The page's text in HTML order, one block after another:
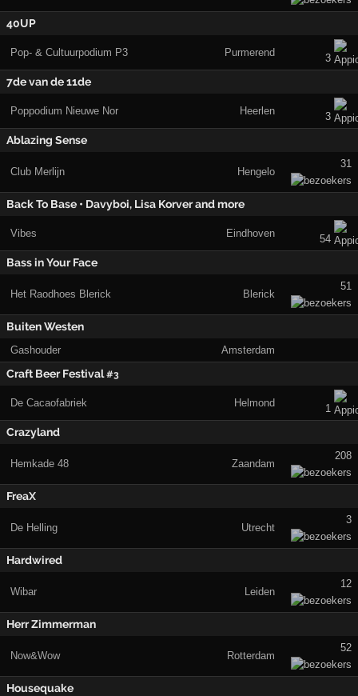
40UP
Pop- & Cultuurpodium P3 Purmerend 3
7de van de 11de
Poppodium Nieuwe Nor Heerlen 3
Ablazing Sense
Club Merlijn Hengelo
31
Back To Base • Davyboi, Lisa Korver and more
Vibes Eindhoven 54
Bass in Your Face
Het Raodhoes Blerick Blerick
51
Buiten Westen
Gashouder Amsterdam
Craft Beer Festival#3
De Cacaofabriek Helmond 1
Crazyland
Hemkade 48 Zaandam
208
FreaX
De Helling Utrecht
3
Hardwired
Wibar Leiden
12
Herr Zimmerman
Now&Wow Rotterdam
52
Housequake